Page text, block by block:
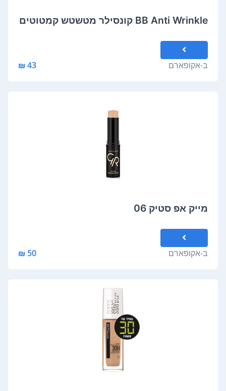
BB Anti Wrinkle קונסילר מטשטש קמטוטים
ב-אקופארם 43 ₪
מייק אפ סטיק 06
ב-אקופארם 50 ₪